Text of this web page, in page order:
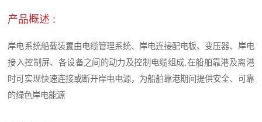
产品概述 :
岸电系统船载装置由电缆管理系统、岸电连接配电板、变压器、岸电
接入控制屏、各设备之间的动力及控制电缆组成,在船舶靠港及离港
时可实现快速连接或断开岸电电源，为船舶靠港期间提供安全、可靠
的绿色岸电能源